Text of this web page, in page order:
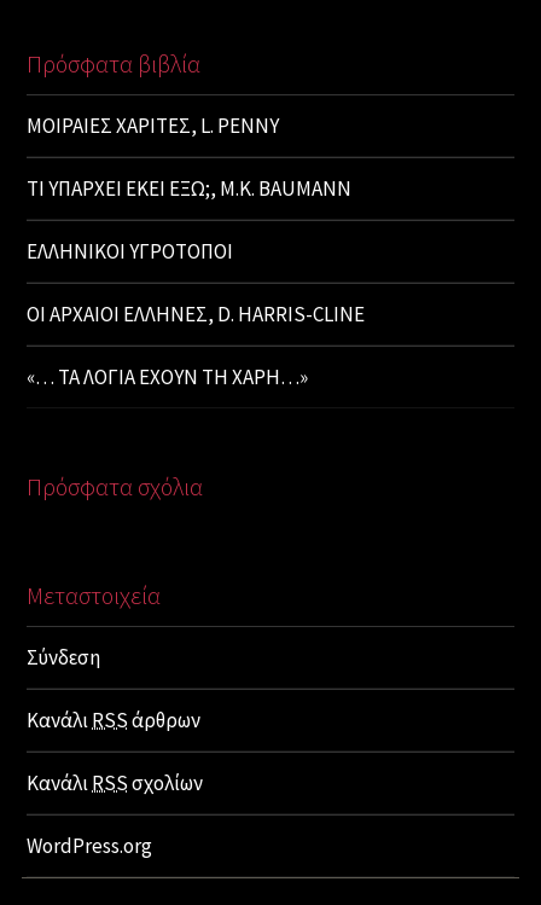
Πρόσφατα βιβλία
ΜΟΙΡΑΙΕΣ ΧΑΡΙΤΕΣ, L. PENNY
ΤΙ ΥΠΑΡΧΕΙ ΕΚΕΙ ΕΞΩ;, M.K. BAUMANN
ΕΛΛΗΝΙΚΟΙ ΥΓΡΟΤΟΠΟΙ
ΟΙ ΑΡΧΑΙΟΙ ΕΛΛΗΝΕΣ, D. HARRIS-CLINE
«… ΤΑ ΛΟΓΙΑ ΕΧΟΥΝ ΤΗ ΧΑΡΗ…»
Πρόσφατα σχόλια
Μεταστοιχεία
Σύνδεση
ΚανάλιRSSάρθρων
ΚανάλιRSSσχολίων
WordPress.org